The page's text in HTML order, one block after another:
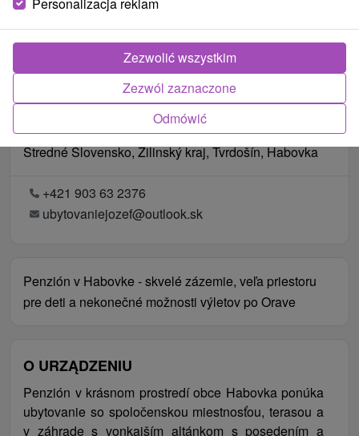
Lokalizacja
Stredné Slovensko, Žilinský kraj, Tvrdošín, Habovka
+421 903 63 2376
ubytovaniejozef@outlook.sk
Penzión v Habovke - skvelé zázemie, veľa priestoru
pre deti a nekonečné možnosti výletov po Orave
O URZĄDZENIU
Penzión v krásnom prostredí obce Habovka ponúka
ubytovanie so spoločenskou miestnosťou, terasou a
v záhrade s vonkajším altánkom s posedením a
Odmówić
Zezwól zaznaczone
Zezwolić wszystkim